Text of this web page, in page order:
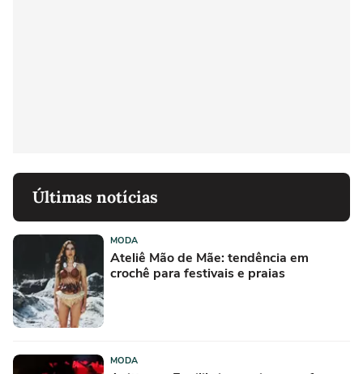
Últimas notícias
MODA
Ateliê Mão de Mãe: tendência em
crochê para festivais e praias
MODA